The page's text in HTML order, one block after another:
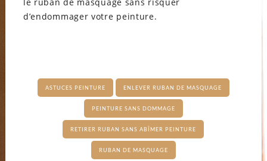
d’endommager votre peinture.
ASTUCES PEINTURE ENLEVER RUBAN DE MASQUAGE
PEINTURE SANS DOMMAGE
RETIRER RUBAN SANS ABÎMER PEINTURE
RUBAN DE MASQUAGE